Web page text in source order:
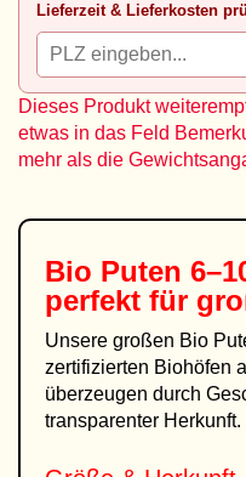
Lieferzeit & Lieferkosten
Dieses Produkt
etwas in das Feld
mehr als die
Bio Puten
perfekt für
Unsere großen Bio
zertifizierten Biohöfen
überzeugen durch
transparenter Herkunft.